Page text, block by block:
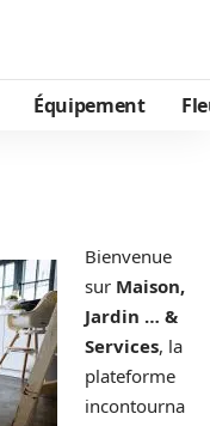
Équipement
Bienvenue
sur Maison,
Jardin … &
Services, la
plateforme
incontourna